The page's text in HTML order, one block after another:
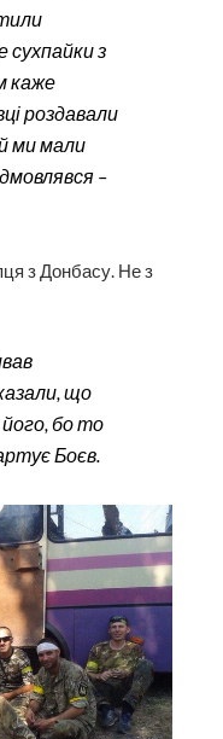
сухпайки з
каже
роздавали
ми мали
–
з Донбасу. Не з
що
його, бо то
Боєв.